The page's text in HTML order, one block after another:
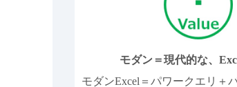
モダン＝現代的な、
モダンExcel＝パワークエリ＋